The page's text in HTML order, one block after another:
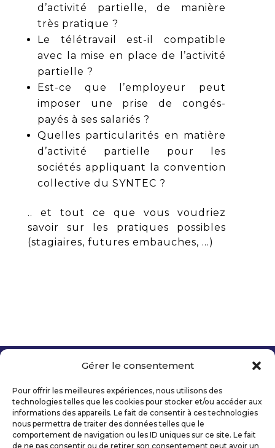
Gérer le consentement
Pour offrir les meilleures expériences, nous utilisons des
technologies telles que les cookies pour stocker et/ou accéder aux
informations des appareils. Le fait de consentir à ces technologies
nous permettra de traiter des données telles que le
comportement de navigation ou les ID uniques sur ce site. Le fait
de ne pas consentir ou de retirer son consentement peut avoir un
d’activité partielle, de manière
très pratique ?
Le télétravail est-il compatible
avec la mise en place de l’activité
partielle ?
Est-ce que l’employeur peut
imposer une prise de congés-
payés à ses salariés ?
Quelles particularités en matière
d’activité partielle pour les
sociétés appliquant la convention
collective du SYNTEC ?
.. et tout ce que vous voudriez
savoir sur les pratiques possibles
(stagiaires, futures embauches, …)
Mentions légales
Politique de confidentialité
Déclaration d’accessibilité numérique